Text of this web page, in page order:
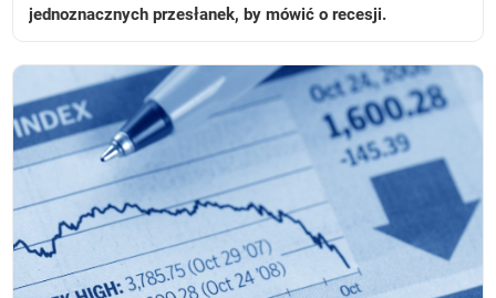
jednoznacznych przesłanek, by mówić o recesji.